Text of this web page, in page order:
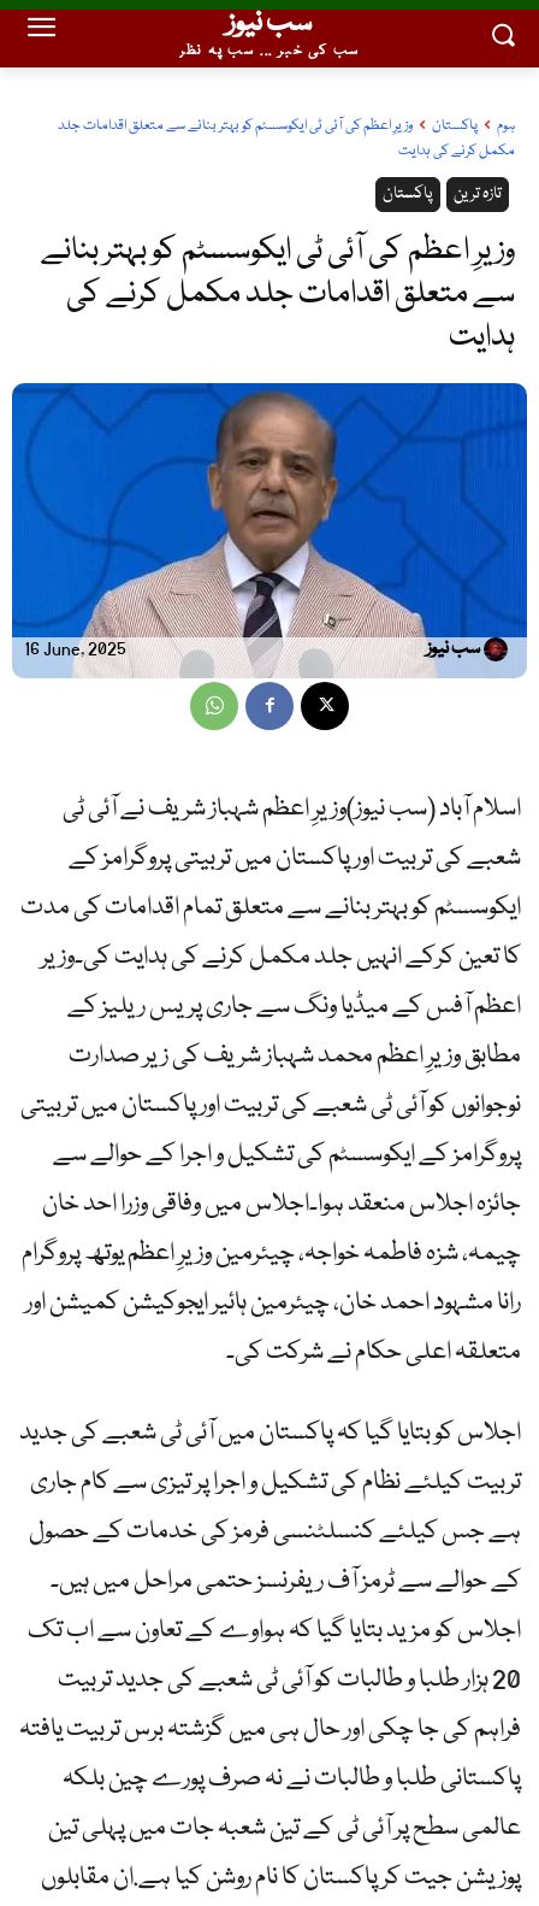
سب نیوز
سب کی خبر ... سب پہ نظر
ہوم پاکستان
وزیرِ اعظم کی آئی ٹی ایکوسسٹم کو بہتر بنانے سے متعلق اقدامات جلد
مکمل کرنے کی ہدایت
پاکستان تازہ ترین
وزیرِ اعظم کی آئی ٹی ایکوسسٹم کو بہتر بنانے
سے متعلق اقدامات جلد مکمل کرنے کی
ہدایت
16 June, 2025 سب نیوز
اسلام آباد (سب نیوز)وزیرِ اعظم شہباز شریف نے آئی ٹی
شعبے کی تربیت اور پاکستان میں تربیتی پروگرامز کے
ایکوسسٹم کو بہتر بنانے سے متعلق تمام اقدامات کی مدت
کا تعین کرکے انہیں جلد مکمل کرنے کی ہدایت کی۔وزیر
اعظم آفس کے میڈیا ونگ سے جاری پریس ریلیز کے
مطابق وزیرِ اعظم محمد شہباز شریف کی زیر صدارت
نوجوانوں کو آئی ٹی شعبے کی تربیت اور پاکستان میں تربیتی
پروگرامز کے ایکوسسٹم کی تشکیل و اجرا کے حوالے سے
جائزہ اجلاس منعقد ہوا۔اجلاس میں وفاقی وزرا احد خان
چیمہ، شزہ فاطمہ خواجہ، چیئرمین وزیرِ اعظم یوتھ پروگرام
رانا مشہود احمد خان، چیئرمین ہائیر ایجوکیشن کمیشن اور
متعلقہ اعلی حکام نے شرکت کی۔
اجلاس کو بتایا گیا کہ پاکستان میں آئی ٹی شعبے کی جدید
تربیت کیلئے نظام کی تشکیل و اجرا پر تیزی سے کام جاری
ہے جس کیلئے کنسلٹنسی فرمز کی خدمات کے حصول
کے حوالے سے ٹرمز آف ریفرنسز حتمی مراحل میں ہیں۔
اجلاس کو مزید بتایا گیا کہ ہواوے کے تعاون سے اب تک
20 ہزار طلبا و طالبات کو آئی ٹی شعبے کی جدید تربیت
فراہم کی جا چکی اور حال ہی میں گزشتہ برس تربیت یافتہ
پاکستانی طلبا و طالبات نے نہ صرف پورے چین بلکہ
عالمی سطح پر آئی ٹی کے تین شعبہ جات میں پہلی تین
پوزیشن جیت کر پاکستان کا نام روشن کیا ہے.ان مقابلوں